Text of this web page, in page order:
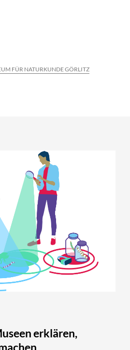
FÜR NATURKUNDE GÖRLITZ
erklären,